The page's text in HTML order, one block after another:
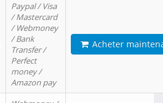
Paypal / Visa
/ Mastercard
/ Webmoney
/ Bank
Transfer /
Perfect
money /
Amazon pay
Acheter